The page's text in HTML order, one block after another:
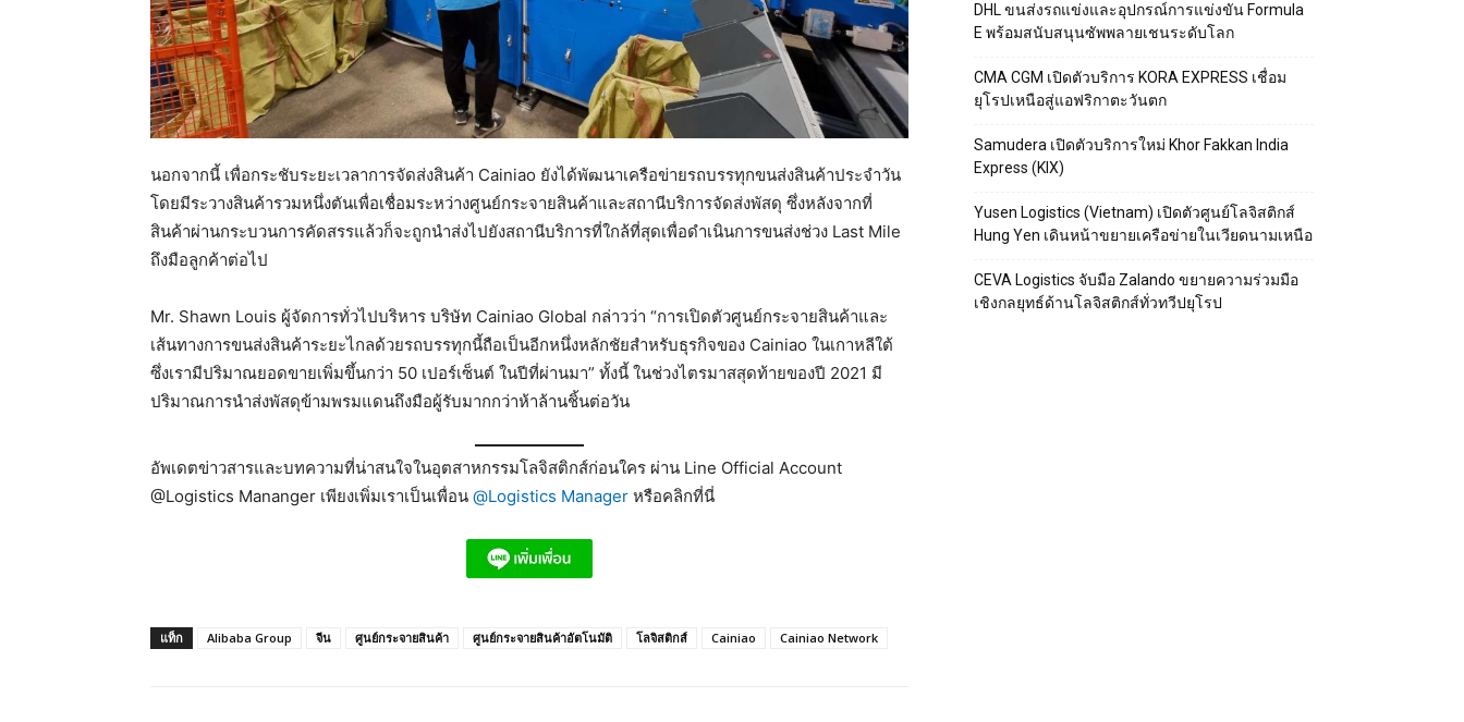
นอกจากนี้ เพื่อกระชับระยะเวลาการจัดส่งสินค้า Cainiao ยังได้พัฒนาเครือข่ายรถบรรทุกขนส่งสินค้าประจำวัน
โดยมีระวางสินค้ารวมหนึ่งตันเพื่อเชื่อมระหว่างศูนย์กระจายสินค้าและสถานีบริการจัดส่งพัสดุ ซึ่งหลังจากที่
สินค้าผ่านกระบวนการคัดสรรแล้วก็จะถูกนำส่งไปยังสถานีบริการที่ใกล้ที่สุดเพื่อดำเนินการขนส่งช่วง Last Mile
ถึงมือลูกค้าต่อไป
Mr. Shawn Louis ผู้จัดการทั่วไปบริหาร บริษัท Cainiao Global กล่าวว่า “การเปิดตัวศูนย์กระจายสินค้าและ
เส้นทางการขนส่งสินค้าระยะไกลด้วยรถบรรทุกนี้ถือเป็นอีกหนึ่งหลักชัยสำหรับธุรกิจของ Cainiao ในเกาหลีใต้
ซึ่งเรามีปริมาณยอดขายเพิ่มขึ้นกว่า 50 เปอร์เซ็นต์ ในปีที่ผ่านมา” ทั้งนี้ ในช่วงไตรมาสสุดท้ายของปี 2021 มี
ปริมาณการนำส่งพัสดุข้ามพรมแดนถึงมือผู้รับมากกว่าห้าล้านชิ้นต่อวัน
อัพเดตข่าวสารและบทความที่น่าสนใจในอุตสาหกรรมโลจิสติกส์ก่อนใคร ผ่าน Line Official Account
@Logistics Mananger เพียงเพิ่มเราเป็นเพื่อน @Logistics Manager หรือคลิกที่นี่
แท็ก Alibaba Group จีน ศูนย์กระจายสินค้า ศูนย์กระจายสินค้าอัตโนมัติ โลจิสติกส์ Cainiao Cainiao Network
DHL ขนส่งรถแข่งและอุปกรณ์การแข่งขัน Formula
E พร้อมสนับสนุนซัพพลายเชนระดับโลก
CMA CGM เปิดตัวบริการ KORA EXPRESS เชื่อม
ยุโรปเหนือสู่แอฟริกาตะวันตก
Samudera เปิดตัวบริการใหม่ Khor Fakkan India
Express (KIX)
Yusen Logistics (Vietnam) เปิดตัวศูนย์โลจิสติกส์
Hung Yen เดินหน้าขยายเครือข่ายในเวียดนามเหนือ
CEVA Logistics จับมือ Zalando ขยายความร่วมมือ
เชิงกลยุทธ์ด้านโลจิสติกส์ทั่วทวีปยุโรป